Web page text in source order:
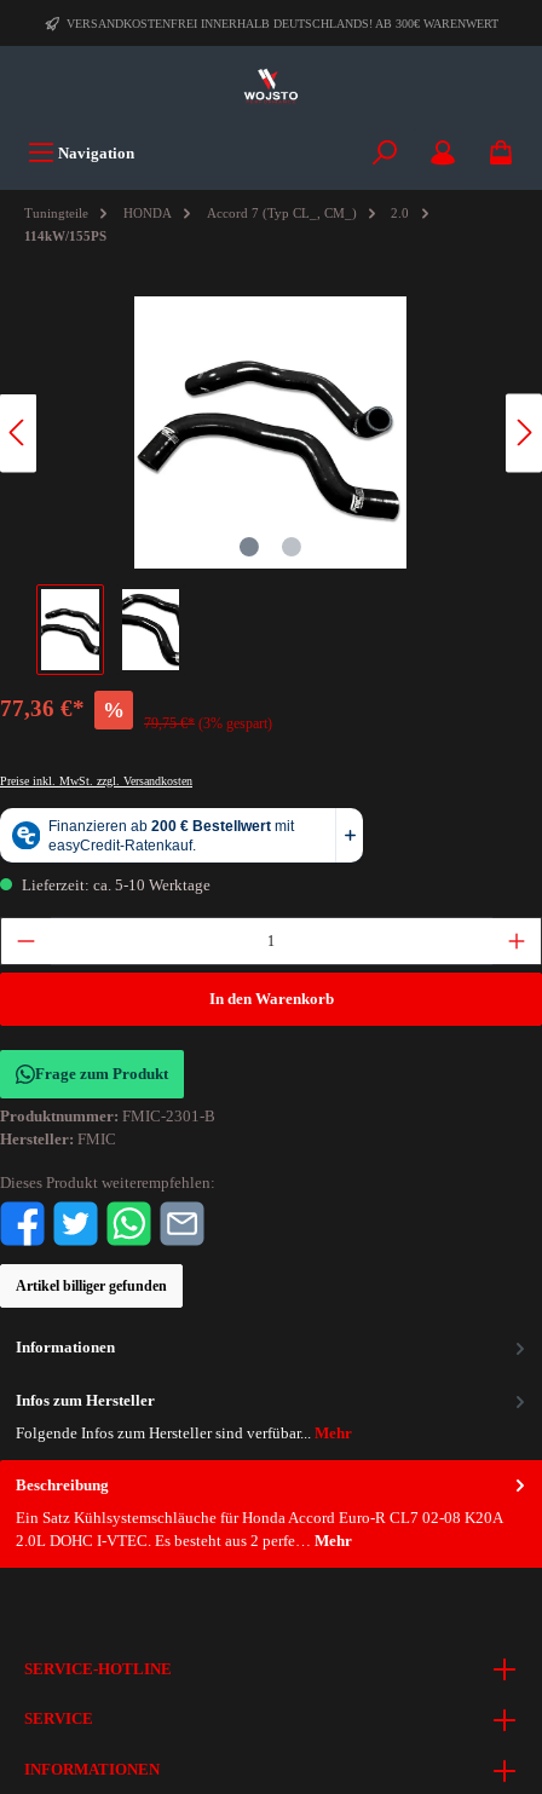
VERSANDKOSTENFREI INNERHALB DEUTSCHLANDS! AB 300€ WARENWERT
Navigation
Tuningteile HONDA Accord 7 (Typ CL_, CM_)
2.0
114kW/155PS
77,36 €* %
79,75 €* (3% gespart)
Preise inkl. MwSt. zzgl. Versandkosten
Lieferzeit: ca. 5-10 Werktage
In den Warenkorb
Frage zum Produkt
Produktnummer: FMIC-2301-B
Hersteller: FMIC
Dieses Produkt weiterempfehlen:
Artikel billiger gefunden
Beschreibung
Ein Satz Kühlsystemschläuche für Honda Accord Euro-R CL7 02-08 K20A
2.0L DOHC I-VTEC. Es besteht aus 2 perfe… Mehr
Informationen
Infos zum Hersteller
Folgende Infos zum Hersteller sind verfübar... Mehr
SERVICE-HOTLINE
SERVICE
INFORMATIONEN